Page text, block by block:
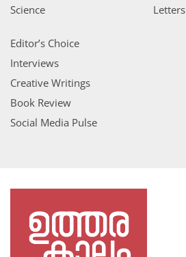
Science
Letters
Editor’s Choice
Interviews
Creative Writings
Book Review
Social Media Pulse